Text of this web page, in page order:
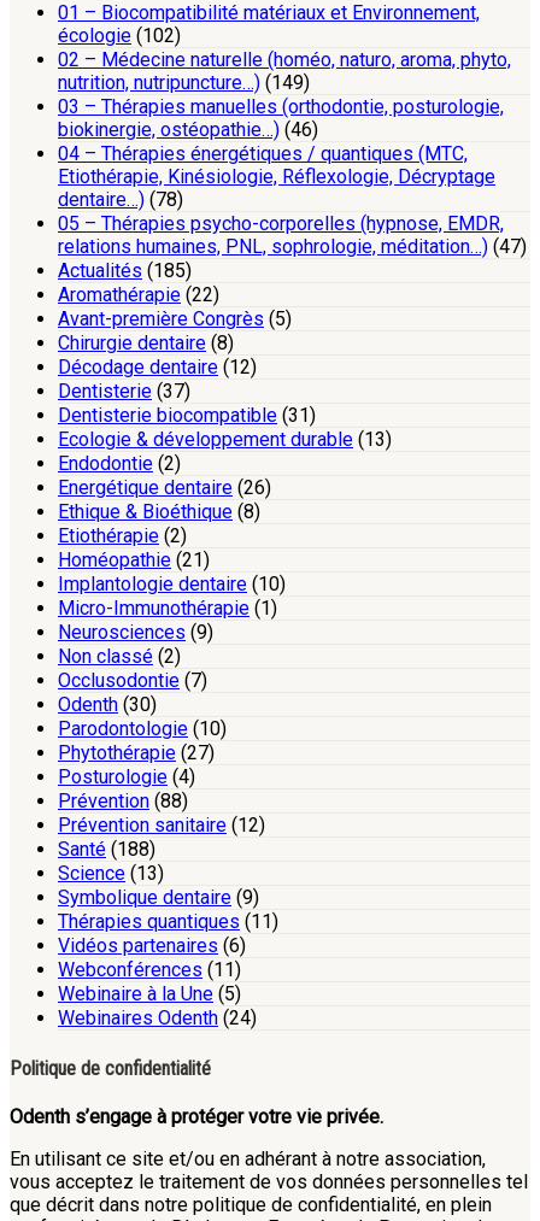
01 – Biocompatibilité matériaux et Environnement,
écologie (102)
02 – Médecine naturelle (homéo, naturo, aroma, phyto,
nutrition, nutripuncture…) (149)
03 – Thérapies manuelles (orthodontie, posturologie,
biokinergie, ostéopathie…) (46)
04 – Thérapies énergétiques / quantiques (MTC,
Etiothérapie, Kinésiologie, Réflexologie, Décryptage
dentaire…) (78)
05 – Thérapies psycho-corporelles (hypnose, EMDR,
relations humaines, PNL, sophrologie, méditation…) (47)
Actualités (185)
Aromathérapie (22)
Avant-première Congrès (5)
Chirurgie dentaire (8)
Décodage dentaire (12)
Dentisterie (37)
Dentisterie biocompatible (31)
Ecologie & développement durable (13)
Endodontie (2)
Energétique dentaire (26)
Ethique & Bioéthique (8)
Etiothérapie (2)
Homéopathie (21)
Implantologie dentaire (10)
Micro-Immunothérapie (1)
Neurosciences (9)
Non classé (2)
Occlusodontie (7)
Odenth (30)
Parodontologie (10)
Phytothérapie (27)
Posturologie (4)
Prévention (88)
Prévention sanitaire (12)
Santé (188)
Science (13)
Symbolique dentaire (9)
Thérapies quantiques (11)
Vidéos partenaires (6)
Webconférences (11)
Webinaire à la Une (5)
Webinaires Odenth (24)
Politique de confidentialité
Odenth s’engage à protéger votre vie privée.
En utilisant ce site et/ou en adhérant à notre association,
vous acceptez le traitement de vos données personnelles tel
que décrit dans notre politique de confidentialité, en plein